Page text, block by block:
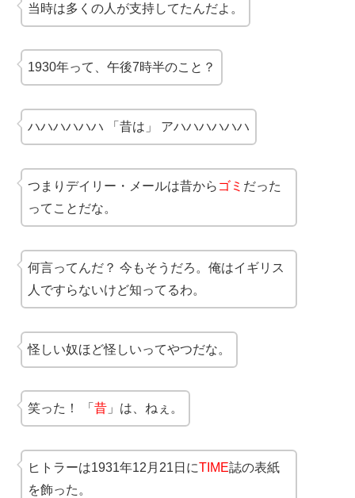
当時は多くの人が支持してたんだよ。
1930年って、午後7時半のこと？
ハハハハハハ 「昔は」 アハハハハハハ
つまりデイリー・メールは昔から ゴミ だった
ってことだな。
何言ってんだ？ 今もそうだろ。俺はイギリス
人ですらないけど知ってるわ。
怪しい奴ほど怪しいってやつだな。
笑った！ 「 昔 」は、ねぇ。
ヒトラーは1931年12月21日にTIME誌の表紙
を飾った。